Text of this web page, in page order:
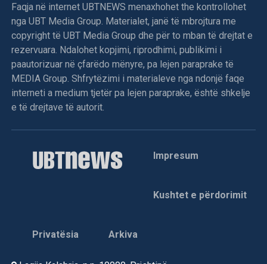
Faqja në internet UBTNEWS menaxhohet the kontrollohet
nga UBT Media Group. Materialet, janë të mbrojtura me
copyright të UBT Media Group dhe për to mban të drejtat e
rezervuara. Ndalohet kopjimi, riprodhimi, publikimi i
paautorizuar në çfarëdo mënyre, pa lejen paraprake të
MEDIA Group. Shfrytëzimi i materialeve nga ndonjë faqe
interneti a medium tjetër pa lejen paraprake, është shkelje
e të drejtave të autorit.
Impresum
Kushtet e përdorimit
Privatësia Arkiva